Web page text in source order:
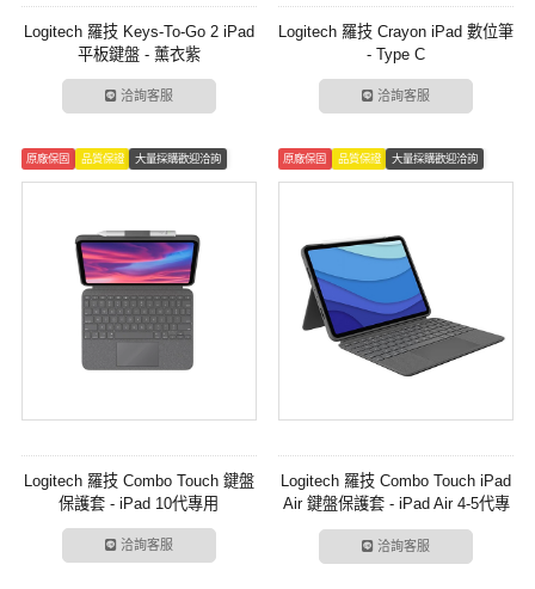
Logitech 羅技 Keys-To-Go 2 iPad
平板鍵盤 - 薰衣紫
洽詢客服
Logitech 羅技 Crayon iPad 數位筆
- Type C
洽詢客服
原廠保固 品質保證 大量採購歡迎洽詢
Logitech 羅技 Combo Touch 鍵盤
保護套 - iPad 10代專用
洽詢客服
原廠保固 品質保證 大量採購歡迎洽詢
Logitech 羅技 Combo Touch iPad
Air 鍵盤保護套 - iPad Air 4-5代專
用
洽詢客服